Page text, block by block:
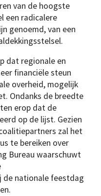
van de hoogste
een radicalere
genoemd, van een
dat regionale en
financiële steun
overheid, mogelijk
Ondanks de breedte
erop dat de
op de lijst. Gezien
zal het
te bereiken over
Bureau waarschuwt
de nationale feestdag